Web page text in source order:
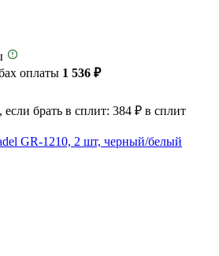
оплаты 1 536 ₽
брать в сплит: 384 ₽ в сплит
GR-1210, 2 шт, черный/белый